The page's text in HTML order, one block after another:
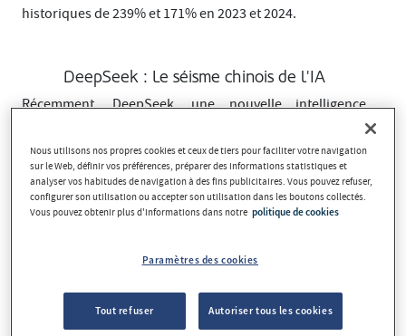
historiques de 239% et 171% en 2023 et 2024.
DeepSeek : Le séisme chinois de l'IA
Récemment, DeepSeek, une nouvelle intelligence
artificielle chinoise, a secoué les marchés. Cette
entreprise a réussi à développer un modèle d'IA capable
de concurrencer directement les géants nord-
américains, en se distinguant parun coût et une
efficacité sans précédent.L'application est rapidement
Unis, ce qui a déclenché l'alarme à Wall Street. Au total,
les actions deNvidia vont baisser de 16,9%
traduisant par une perte de plus de 600 milliards de
Nous utilisons nos propres cookies et ceux de tiers pour faciliter votre navigation
sur le Web, définir vos préférences, préparer des informations statistiques et
analyser vos habitudes de navigation à des fins publicitaires. Vous pouvez refuser,
configurer son utilisation ou accepter son utilisation dans les boutons collectés.
Vous pouvez obtenir plus d'informations dans notre politique de cookies
Paramètres des cookies
Tout refuser Autoriser tous les cookies